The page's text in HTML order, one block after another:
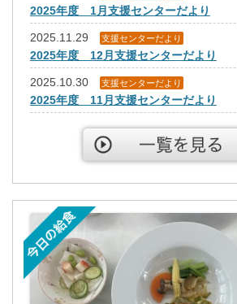
2025年度 1月支援センターだより
2025.11.29 支援センターだより
2025年度 12月支援センターだより
2025.10.30 支援センターだより
2025年度 11月支援センターだより